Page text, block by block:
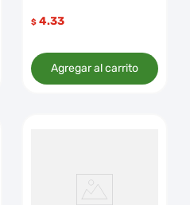
$ 4.33
Agregar al carrito